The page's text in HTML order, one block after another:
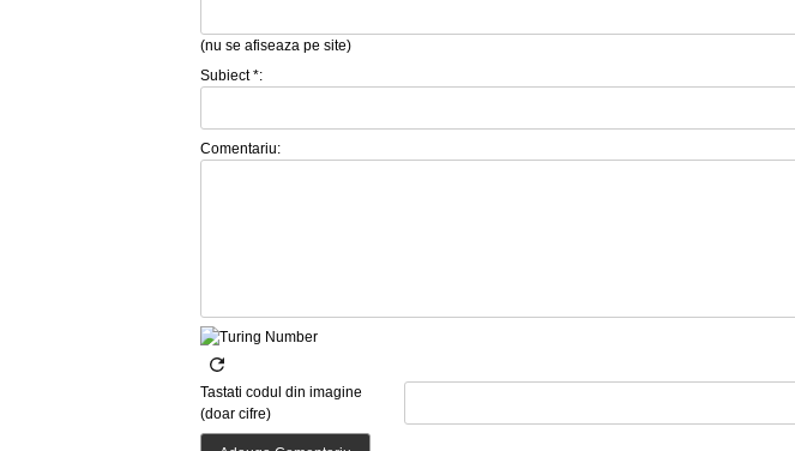
(nu se afiseaza pe site)
Subiect *:
Comentariu:
Tastati codul din imagine
(doar cifre)